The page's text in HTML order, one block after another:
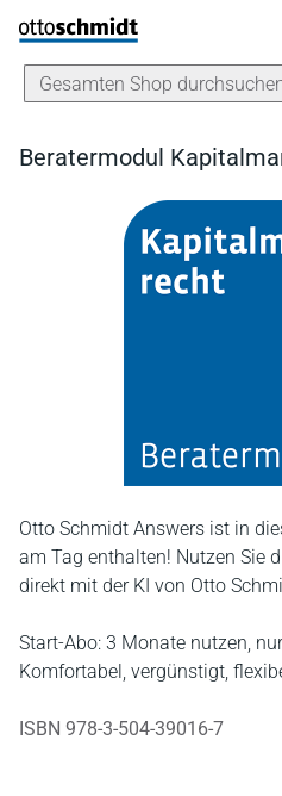
Direkt zum Inhalt
Beratermodul
Otto Schmidt Answers ist in
am Tag enthalten! Nutzen Sie
direkt mit der KI von Otto
Start-Abo: 3 Monate nutzen,
Komfortabel, vergünstigt,
ISBN 978-3-504-39016-7